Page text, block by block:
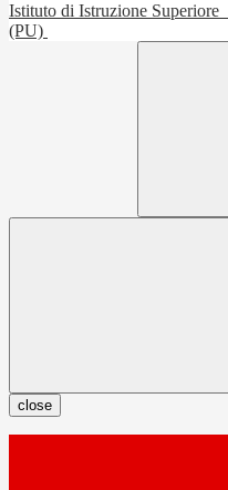
Istituto di Istruzione Superiore
(PU)
close